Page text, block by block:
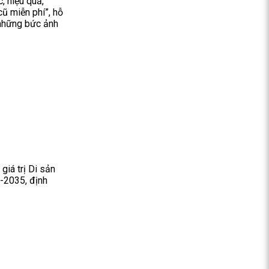
miễn phí”, hỗ
bức ảnh
giá trị Di sản
2035, định